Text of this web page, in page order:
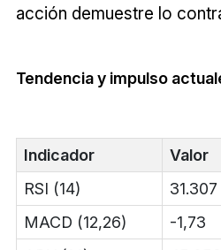
acción demuestre lo
Tendencia y impulso
Indicador Valor
RSI (14)
31.307
MACD (12,26)
-1,73